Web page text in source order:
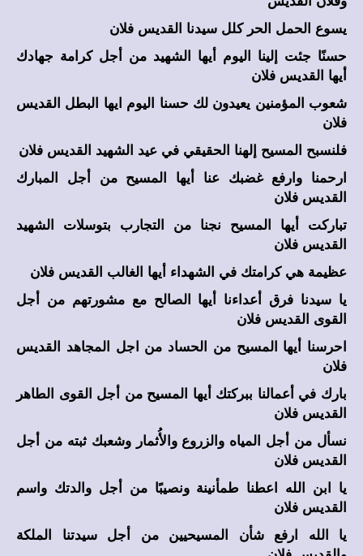
يسوع الحمل الحر كلل سيدنا القديس فلان
حسنًا جئت إلينا اليوم أيها الشهيد من أجل كرامة جهادك
أيها القديس فلان
شعوب المؤمنين يعيدون لك حسنا اليوم ايها البطل القديس
فلان
فلنسبح المسيح إلهنا الحقيقي في عيد الشهيد القديس فلان
ارحمنا وارفع غضبك عنا أيها المسيح من أجل المبارك
القديس فلان
تباركت أيها المسيح نجنا من التجارب بتوسلات الشهيد
القديس فلان
عظيمة هي كرامتك في الشهداء أيها الغالب القديس فلان
يا سيدنا فرق أعداءنا أيها الصالح مع مشورتهم من أجل
القوى القديس فلان
احرسنا أيها المسيح من الحساد من اجل المجاهد القديس
فلان
بارك في أعمالنا ببركتك أيها المسيح من أجل القوى الطاهر
القديس فلان
نسأل من أجل المياه والزروع والأُثمار وشعبك ثبته من أجل
القديس فلان
يا ابن الله اعطنا طمأنينة ونصيبًا من أجل والدتك واسم
القديس فلان
يا الله ارفع شأن المسيحيين من أجل سيدتنا الملكة